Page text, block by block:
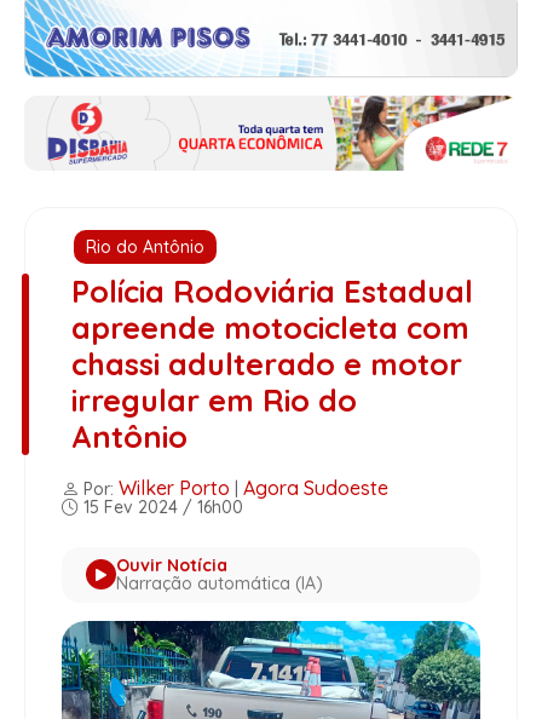
Rio do Antônio
Polícia Rodoviária Estadual
apreende motocicleta com
chassi adulterado e motor
irregular em Rio do
Antônio
Por: Wilker Porto Agora Sudoeste
15 Fev 2024 / 16h00
Ouvir Notícia
Narração automática (IA)